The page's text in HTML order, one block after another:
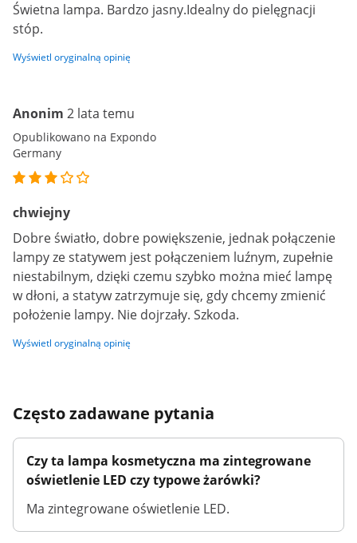
Świetna lampa. Bardzo jasny.Idealny do pielęgnacji
stóp.
Wyświetl oryginalną opinię
Anonim 2 lata temu
Opublikowano na Expondo
Germany
chwiejny
Dobre światło, dobre powiększenie, jednak połączenie
lampy ze statywem jest połączeniem luźnym, zupełnie
niestabilnym, dzięki czemu szybko można mieć lampę
w dłoni, a statyw zatrzymuje się, gdy chcemy zmienić
położenie lampy. Nie dojrzały. Szkoda.
Wyświetl oryginalną opinię
Często zadawane pytania
Czy ta lampa kosmetyczna ma zintegrowane
oświetlenie LED czy typowe żarówki?
Ma zintegrowane oświetlenie LED.